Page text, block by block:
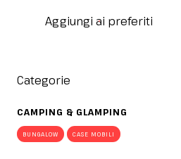
Aggiungi ai preferiti
Categorie
CAMPING & GLAMPING
BUNGALOW CASE MOBILI